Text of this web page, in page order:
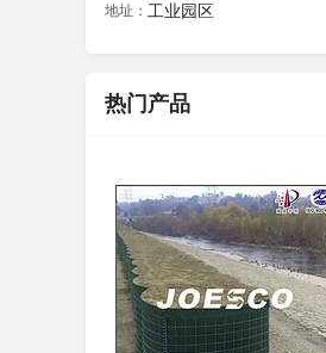
地址： 工业园区
热门产品